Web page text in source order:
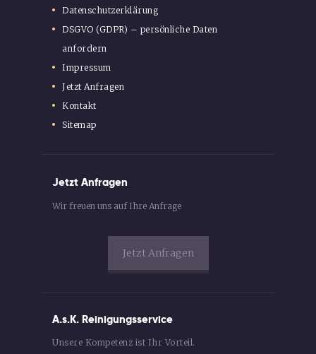
Datenschutzerklärung
DSGVO (GDPR) – persönliche Daten
anfordern
Impressum
Jetzt Anfragen
Kontakt
Sitemap
Jetzt Anfragen
Wir freuen uns auf Ihre Anfrage
Jetzt Anfragen
A.s.K. Reinigungsservice
Unsere Kompetenz ist Ihr Vorteil.